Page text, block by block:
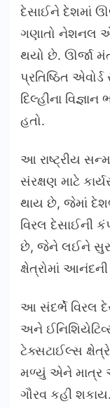
દેસાઈને દેશમાં
ગણાતો નેશનલ
થયો છે. ઊર્જા
પ્રતિષ્ઠિત
દિલ્હીના
હતો.
આ રાષ્ટ્રીય
સંરક્ષણ માટે
થાય છે, જેમાં
વિરલ દેસાઈની
છે, જેને લઈને
ક્ષેત્રોમાં
આ સંદર્ભે વિરલ
અને
ટેક્સટાઈલ્સ
મળ્યું એને માત્ર
ગૌરવ કહી